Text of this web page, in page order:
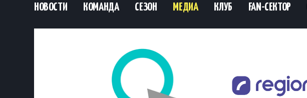
НОВОСТИ КОМАНДА СЕЗОН МЕДИА КЛУБ FAN-СЕКТОР